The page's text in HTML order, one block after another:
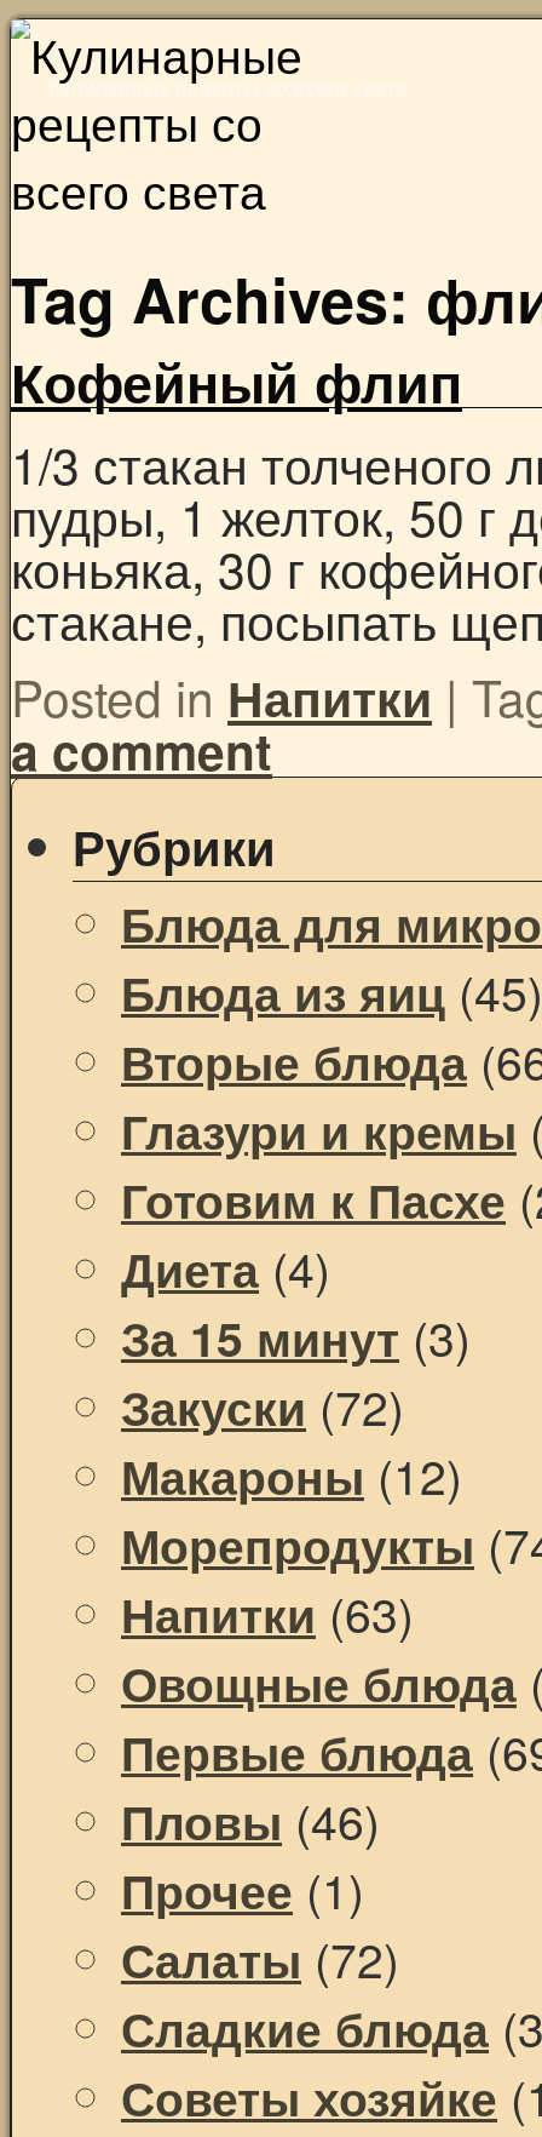
Кулинарные рецепты со всего света
Skip
content
Tag Archives:
Кофейный флип
1/3 стакан толченого
пудры, 1 желток, 50 г
коньяка, 30 г
стакане, посыпать
Posted in Напитки |
a comment
Рубрики
Блюда для
Блюда из яиц (45)
Вторые блюда
Глазури и кремы
Готовим к Пасхе
Диета (4)
За 15 минут (3)
Закуски (72)
Макароны (12)
Морепродукты
Напитки (63)
Овощные блюда
Первые блюда
Пловы (46)
Прочее (1)
Салаты (72)
Сладкие блюда
Советы хозяйке